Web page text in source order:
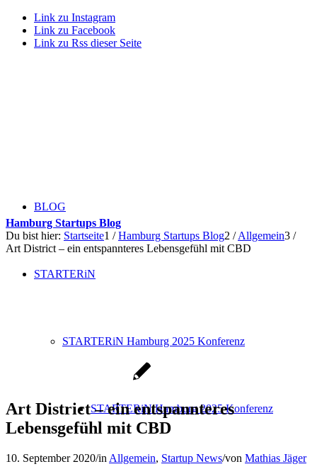
Link zu Instagram
Link zu Facebook
Link zu Rss dieser Seite
BLOG
STARTERiN
STARTERiN Hamburg 2025 Konferenz
STARTERiN Hamburg 2025 Konferenz
Hamburg Startups Blog
Du bist hier: Startseite1 / Hamburg Startups Blog2 / Allgemein3 /
Art District – ein entspannteres Lebensgefühl mit CBD
Art District – ein entspannteres
Lebensgefühl mit CBD
10. September 2020/in Allgemein, Startup News/von Mathias Jäger